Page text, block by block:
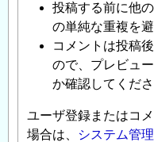
投稿する前に他
の単純な重複を
コメントは投稿
ので、プレビュ
か確認してくださ
ユーザ登録またはコ
場合は、
システム管